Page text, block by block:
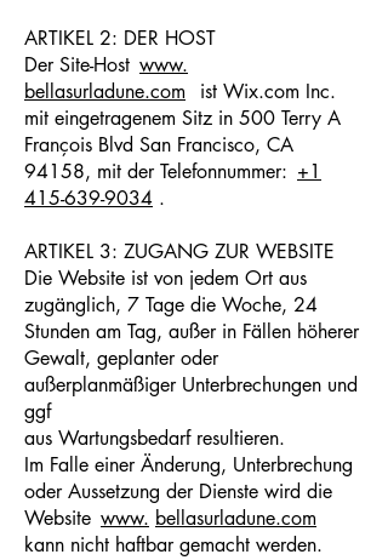
ARTIKEL 2: DER HOST
Der Site-Host www.
bellasurladune.com
ist Wix.com Inc.
mit eingetragenem Sitz in 500 Terry A
François Blvd San Francisco, CA
94158, mit der Telefonnummer: +1
415-639-9034 .
ARTIKEL 3: ZUGANG ZUR WEBSITE
Die Website ist von jedem Ort aus
zugänglich, 7 Tage die Woche, 24
Stunden am Tag, außer in Fällen höherer
Gewalt, geplanter oder
außerplanmäßiger Unterbrechungen und
ggf
aus Wartungsbedarf resultieren.
Im Falle einer Änderung, Unterbrechung
oder Aussetzung der Dienste wird die
Website www. bellasurladune.com
kann nicht haftbar gemacht werden.